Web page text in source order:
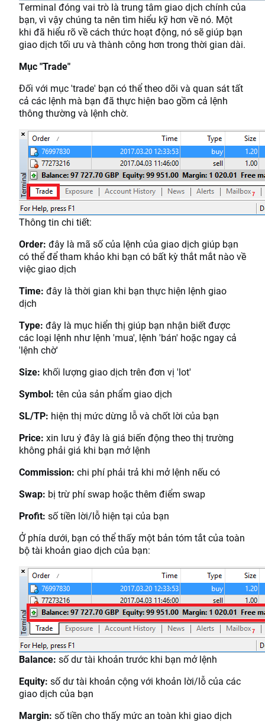
Terminal đóng vai trò là trung tâm giao dịch chính của
bạn, vì vậy chúng ta nên tìm hiểu kỹ hơn về nó. Một
khi đã hiểu rõ về cách thức hoạt động, nó sẽ giúp bạn
giao dịch tối ưu và thành công hơn trong thời gian dài.
Mục "Trade"
Đối với mục 'trade' bạn có thể theo dõi và quan sát tất
cả các lệnh mà bạn đã thực hiện bao gồm cả lệnh
thông thường và lệnh chờ.
Thông tin chi tiết:
Order: đây là mã số của lệnh của giao dịch giúp bạn
có thể để tham khảo khi bạn có bất kỳ thắt mắt nào về
việc giao dịch
Time: đây là thời gian khi bạn thực hiện lệnh giao
dịch
Type: đây là mục hiển thị giúp bạn nhận biết được
các loại lệnh như lệnh 'mua', lệnh 'bán' hoặc ngay cả
'lệnh chờ'
Size: khối lượng giao dịch trên đơn vị 'lot'
Symbol: tên của sản phẩm giao dịch
SL/TP: hiện thị mức dừng lỗ và chốt lời của bạn
Price: xin lưu ý đây là giá biến động theo thị trường
không phải giá khi bạn mở lệnh
Commission: chi phí phải trả khi mở lệnh nếu có
Swap: bị trừ phí swap hoặc thêm điểm swap
Profit: số tiền lời/lỗ hiện tại của bạn
Ở phía dưới, bạn có thể thấy một bản tóm tắt của toàn
bộ tài khoản giao dịch của bạn:
Balance: số dư tài khoản trước khi bạn mở lệnh
Equity: số dư tài khoản cộng với khoản lời/lỗ của các
giao dịch của bạn
Margin: số tiền cho thấy mức an toàn khi giao dịch